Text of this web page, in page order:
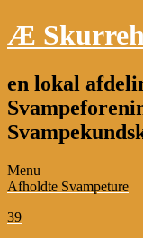
Æ
en lokal
Menu
Afholdte Svampeture
39